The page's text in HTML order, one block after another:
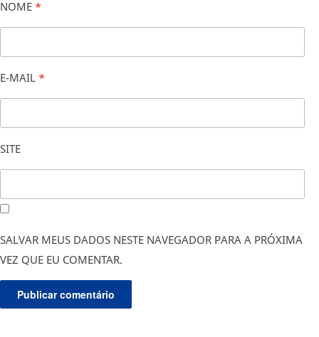
NOME *
E-MAIL *
SITE
SALVAR MEUS DADOS NESTE NAVEGADOR PARA A PRÓXIMA
VEZ QUE EU COMENTAR.